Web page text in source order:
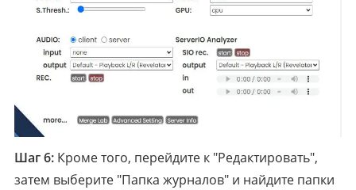
Шаг 6: Кроме того, перейдите к "Редактировать",
затем выберите "Папка журналов" и найдите папки